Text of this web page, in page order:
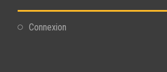
Connexion